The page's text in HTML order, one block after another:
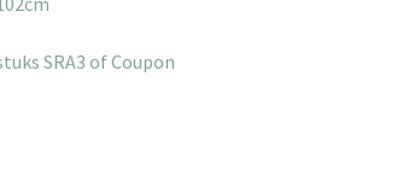
SRA3 of Coupon